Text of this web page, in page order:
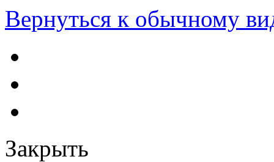
Вернуться к обычному
Закрыть